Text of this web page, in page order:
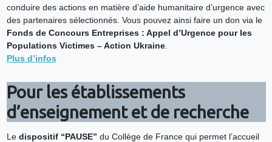
conduire des actions en matière d’aide humanitaire d’urgence avec
des partenaires sélectionnés. Vous pouvez ainsi faire un don via le
Fonds de Concours Entreprises : Appel d’Urgence pour les
Populations Victimes – Action Ukraine.
Plus d’infos
Pour les établissements
d’enseignement et de recherche
Le dispositif “PAUSE” du Collège de France qui permet l’accueil